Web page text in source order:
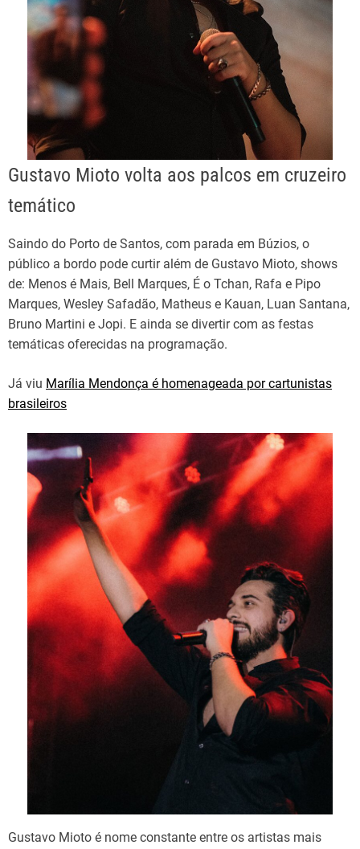
Gustavo Mioto volta aos palcos em cruzeiro
temático
Saindo do Porto de Santos, com parada em Búzios, o
público a bordo pode curtir além de Gustavo Mioto, shows
de: Menos é Mais, Bell Marques, É o Tchan, Rafa e Pipo
Marques, Wesley Safadão, Matheus e Kauan, Luan Santana,
Bruno Martini e Jopi. E ainda se divertir com as festas
temáticas oferecidas na programação.
Já viu Marília Mendonça é homenageada por cartunistas
brasileiros
Gustavo Mioto é nome constante entre os artistas mais